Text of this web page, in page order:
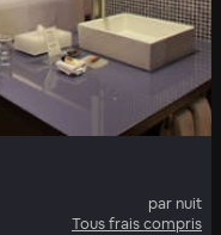
par nuit
Tous frais compris